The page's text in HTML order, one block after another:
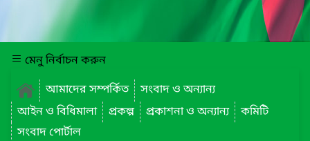
মেনু নির্বাচন করুন
আমাদের সম্পর্কিত
সংবাদ ও অন্যান্য
আইন ও বিধিমালা
প্রকল্প প্রকাশনা ও অন্যান্য
কমিটি
সংবাদ পোর্টাল